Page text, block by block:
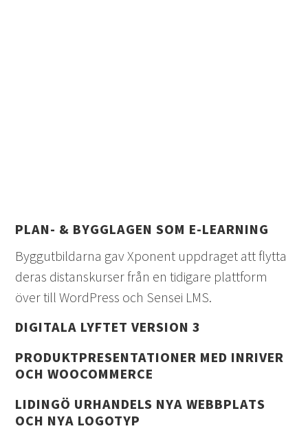
PLAN- & BYGGLAGEN SOM E-LEARNING
Byggutbildarna gav Xponent uppdraget att flytta
deras distanskurser från en tidigare plattform
över till WordPress och Sensei LMS.
DIGITALA LYFTET VERSION 3
PRODUKTPRESENTATIONER MED INRIVER
OCH WOOCOMMERCE
LIDINGÖ URHANDELS NYA WEBBPLATS
OCH NYA LOGOTYP